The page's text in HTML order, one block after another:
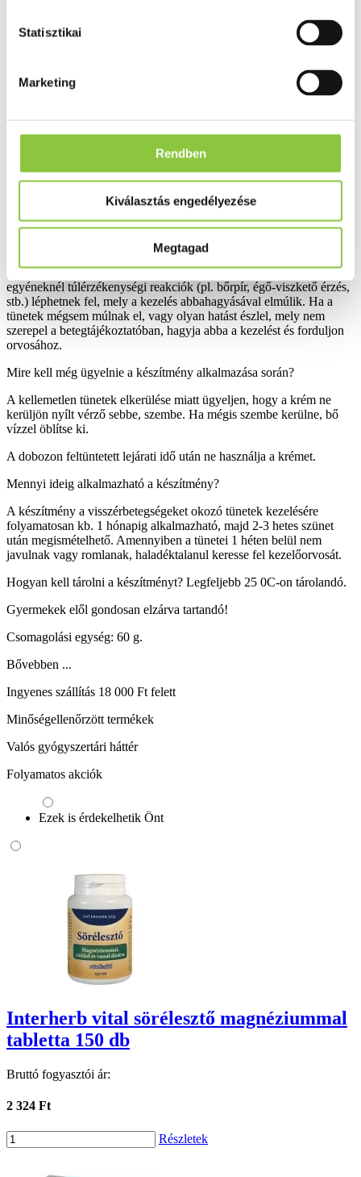
Statisztikai
Marketing
Rendben
Kiválasztás engedélyezése
Megtagad
Visszeres bántalmak kezelése esetén az egész lábat kenje be naponta
2-3 alkalommal és masszírozással dörzsölje a bőrbe.
kenje be.
Lábak tartós igénybevétele esetén a fájdalmas területet és környékét
is kenje be, majd masszírozza a bőrbe.
Mi az ajánlott adag? A kezelendő testfelületre vékony filmrétegben
felvinni és bemasszírozni.
Milyen nem kívánt hatást válthat ki a készítmény?
Valamely összetevő iránti túlérzékenység esetén különösen érzékeny
egyéneknél túlérzékenységi reakciók (pl. bőrpír, égő-viszkető érzés,
stb.) léphetnek fel, mely a kezelés abbahagyásával elmúlik. Ha a
tünetek mégsem múlnak el, vagy olyan hatást észlel, mely nem
szerepel a betegtájékoztatóban, hagyja abba a kezelést és forduljon
orvosához.
Mire kell még ügyelnie a készítmény alkalmazása során?
A kellemetlen tünetek elkerülése miatt ügyeljen, hogy a krém ne
kerüljön nyílt vérző sebbe, szembe. Ha mégis szembe kerülne, bő
vízzel öblítse ki.
A dobozon feltüntetett lejárati idő után ne használja a krémet.
Mennyi ideig alkalmazható a készítmény?
A készítmény a visszérbetegségeket okozó tünetek kezelésére
folyamatosan kb. 1 hónapig alkalmazható, majd 2-3 hetes szünet
után megismételhető. Amennyiben a tünetei 1 héten belül nem
javulnak vagy romlanak, haladéktalanul keresse fel kezelőorvosát.
Hogyan kell tárolni a készítményt? Legfeljebb 25 0C-on tárolandó.
Gyermekek elől gondosan elzárva tartandó!
Csomagolási egység: 60 g.
Bővebben ...
Ingyenes szállítás 18 000 Ft felett
Minőségellenőrzött termékek
Valós gyógyszertári háttér
Folyamatos akciók
Ezek is érdekelhetik Önt
Interherb vital sörélesztő magnéziummal
tabletta 150 db
Bruttó fogyasztói ár:
2 324 Ft
Részletek